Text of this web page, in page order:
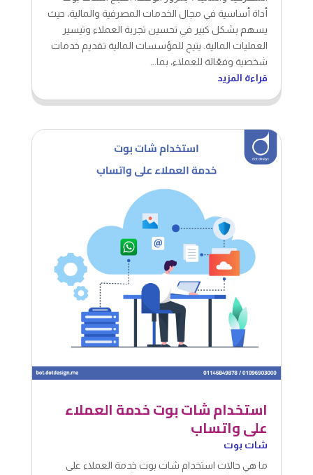
أداة أساسية في مجال الخدمات المصرفية والمالية، حيث
يسهم بشكل كبير في تحسين تجربة العملاء وتيسير
العمليات المالية. يتيح للمؤسسات المالية تقديم خدمات
شخصية وفعّالة للعملاء، بما...
قراءة المزيد
استخدام شات بوت خدمة العملاء
على واتساب
شات بوت
ما هي حالات استخدام شات بوت خدمة العملاء على